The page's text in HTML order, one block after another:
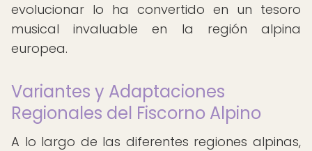
evolucionar lo ha convertido en un tesoro
musical invaluable en la región alpina
europea.
Variantes y Adaptaciones
Regionales del Fiscorno Alpino
A lo largo de las diferentes regiones alpinas,